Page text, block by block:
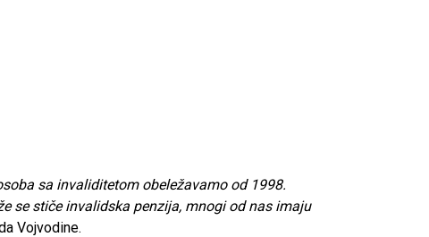
sa invaliditetom obeležavamo od 1998.
se stiče invalidska penzija, mnogi od nas imaju
Vojvodine.